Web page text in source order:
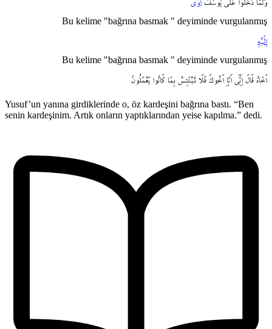
Bu kelime "bağrına basmak " deyiminde vurgulanmış
اِلَيْهِ
Bu kelime "bağrına basmak " deyiminde vurgulanmış
اَخَاهُ قَالَ اِنّ۪ٓي اَنَا۬ اَخُوكَ فَلَا تَبْتَئِسْ بِمَا كَانُوا يَعْمَلُونَ
Yusuf’un yanına girdiklerinde o, öz kardeşini bağrına bastı. “Ben
senin kardeşinim. Artık onların yaptıklarından yeise kapılma.” dedi.